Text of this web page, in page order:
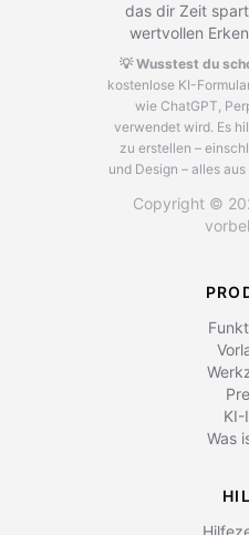
das dir Zeit
wertvollen
💡 Wusstest du
kostenlose KI-
wie ChatGPT,
verwendet wird. Es
zu erstellen –
und Design – alles
Copyright ©
KI-
Was